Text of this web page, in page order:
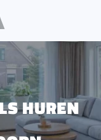
HUREN